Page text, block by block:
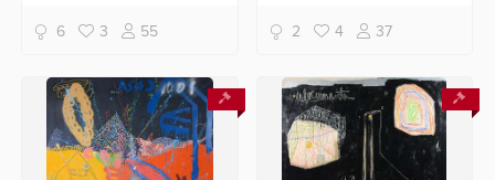
6 3 55 2 4 37